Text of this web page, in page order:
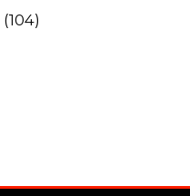
(104)